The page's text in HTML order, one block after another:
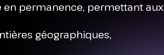
en permanence, permettant aux
géographiques,